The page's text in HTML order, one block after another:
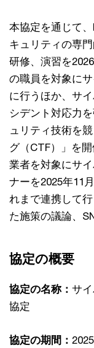
本協定を通じて
キュリティの専
研修、演習を
の職員を対象に
に行うほか、サ
シデント対応力
ュリティ技術を
グ（CTF）」を
業者を対象にサ
ナーを2025年11
れまで連携して
た施策の議論、
協定の概要
協定の名称： サ
協定
協定の期間：